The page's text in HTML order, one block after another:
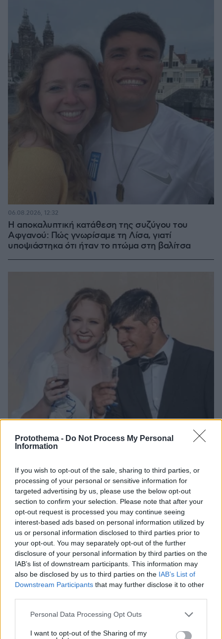
Protothema - Do Not Process My Personal
Information
If you wish to opt-out of the sale, sharing to third parties, or
processing of your personal or sensitive information for
targeted advertising by us, please use the below opt-out
section to confirm your selection. Please note that after your
opt-out request is processed you may continue seeing
interest-based ads based on personal information utilized by
us or personal information disclosed to third parties prior to
your opt-out. You may separately opt-out of the further
disclosure of your personal information by third parties on the
IAB’s list of downstream participants. This information may
also be disclosed by us to third parties on the IAB’s List of
Downstream Participants that may further disclose it to other
Please note that this website/app uses one or more Google
not limited to your visit or usage behaviour. You may click to
Personal Data Processing Opt Outs
I want to opt-out of the Sharing of my
Η αποκαλυπτική κατάθεση της συζύγου του
Αφγανού: Πώς γνωρίσαμε τη Λίσα, γιατί
υποψιάστηκα ότι ήταν το πτώμα στη βαλίτσα
06.08.2026, 12:32
Η απουσία μέσα στη νύχτα και η λεπτομέρεια στα
μηνύματα: Πώς η σύζυγος του Αφγανού ξεκίνησε
να τον υποπτεύεται για τη δολοφονία της
Βρετανίδας στην Κυψέλη
06.08.2026, 15:36